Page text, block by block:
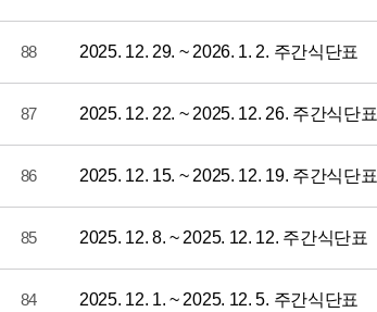
88 2025. 12. 29. ~ 2026. 1. 2. 주간식단표
87 2025. 12. 22. ~ 2025. 12. 26. 주간식단표
86 2025. 12. 15. ~ 2025. 12. 19. 주간식단표
85 2025. 12. 8. ~ 2025. 12. 12. 주간식단표
84 2025. 12. 1. ~ 2025. 12. 5. 주간식단표